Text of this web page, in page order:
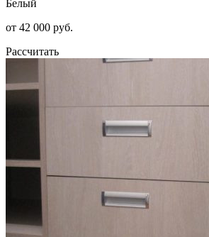
Белый
от 42 000 руб.
Рассчитать